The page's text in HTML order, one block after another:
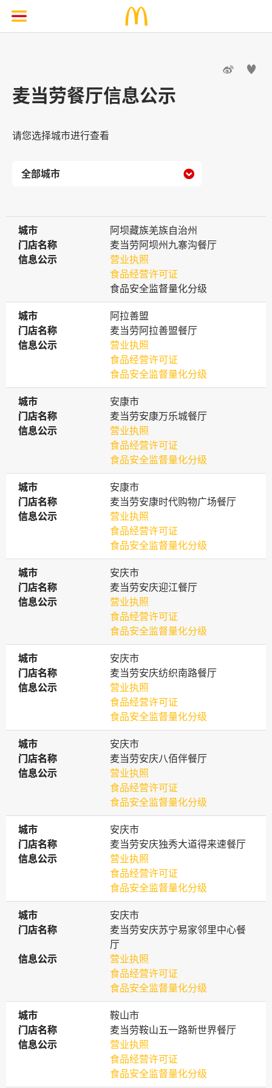
 
麦当劳餐厅信息公示
请您选择城市进行查看

城市
城市
阿坝藏族羌族自治州
门店名称
门店名称
麦当劳阿坝州九寨沟餐厅
信息公示
信息公示
营业执照
食品经营许可证
食品安全监督量化分级
城市
城市
阿拉善盟
门店名称
门店名称
麦当劳阿拉善盟餐厅
信息公示
信息公示
营业执照
食品经营许可证
食品安全监督量化分级
城市
城市
安康市
门店名称
门店名称
麦当劳安康万乐城餐厅
信息公示
信息公示
营业执照
食品经营许可证
食品安全监督量化分级
城市
城市
安康市
门店名称
门店名称
麦当劳安康时代购物广场餐厅
信息公示
信息公示
营业执照
食品经营许可证
食品安全监督量化分级
城市
城市
安庆市
门店名称
门店名称
麦当劳安庆迎江餐厅
信息公示
信息公示
营业执照
食品经营许可证
食品安全监督量化分级
城市
城市
安庆市
门店名称
门店名称
麦当劳安庆纺织南路餐厅
信息公示
信息公示
营业执照
食品经营许可证
食品安全监督量化分级
城市
城市
安庆市
门店名称
门店名称
麦当劳安庆八佰伴餐厅
信息公示
信息公示
营业执照
食品经营许可证
食品安全监督量化分级
城市
城市
安庆市
门店名称
门店名称
麦当劳安庆独秀大道得来速餐厅
信息公示
信息公示
营业执照
食品经营许可证
食品安全监督量化分级
城市
城市
安庆市
门店名称
门店名称
麦当劳安庆苏宁易家邻里中心餐
厅
信息公示
信息公示
营业执照
食品经营许可证
食品安全监督量化分级
城市
城市
鞍山市
门店名称
门店名称
麦当劳鞍山五一路新世界餐厅
信息公示
信息公示
营业执照
食品经营许可证
食品安全监督量化分级